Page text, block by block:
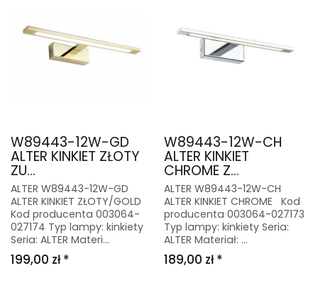
W89443-12W-GD
ALTER KINKIET ZŁOTY
ZU...
ALTER W89443-12W-GD
ALTER KINKIET ZŁOTY/GOLD
Kod producenta 003064-
027174 Typ lampy: kinkiety
Seria: ALTER Materi...
199,00 zł *
W89443-12W-CH
ALTER KINKIET
CHROME Z...
ALTER W89443-12W-CH
ALTER KINKIET CHROME Kod
producenta 003064-027173
Typ lampy: kinkiety Seria:
ALTER Materiał: ...
189,00 zł *